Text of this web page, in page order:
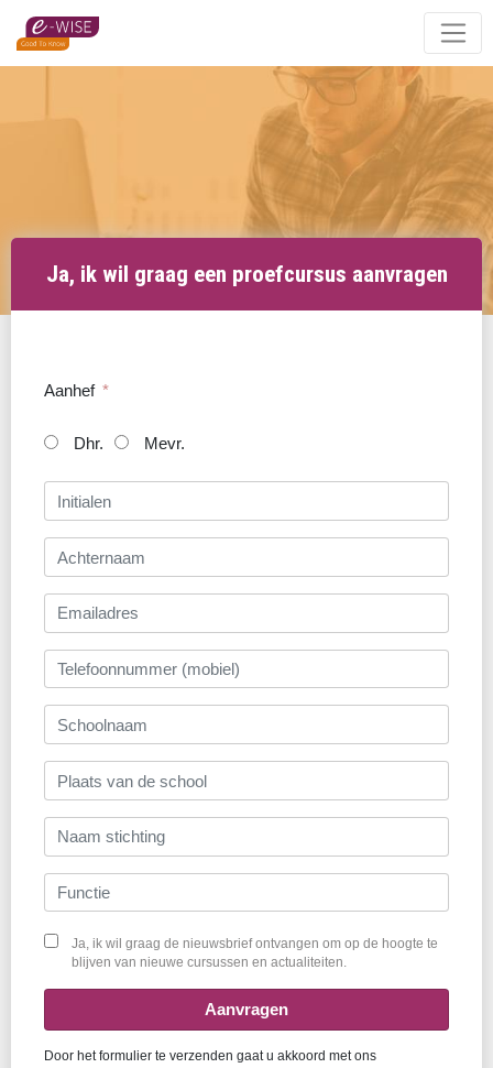
Skip
main
Ja, ik wil graag een proefcursus aanvragen
Aanhef
Dhr. Mevr.
Ja, ik wil graag de nieuwsbrief ontvangen om op de hoogte te
blijven van nieuwe cursussen en actualiteiten.
Aanvragen
Door het formulier te verzenden gaat u akkoord met ons